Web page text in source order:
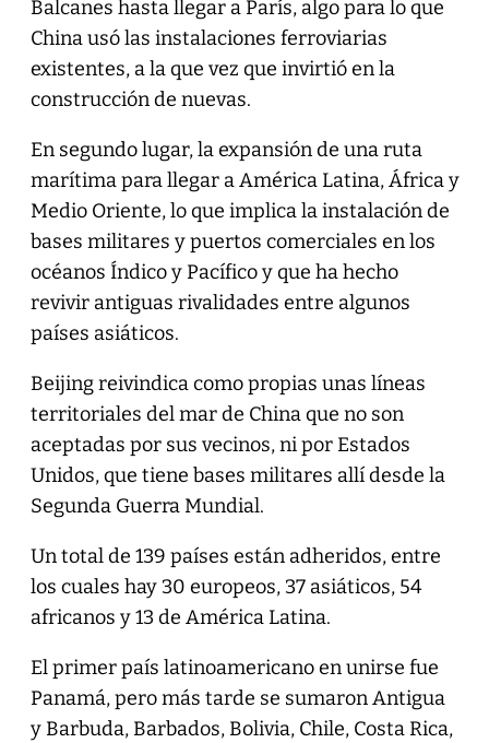
Balcanes hasta llegar a París, algo para lo que
China usó las instalaciones ferroviarias
existentes, a la que vez que invirtió en la
construcción de nuevas.
En segundo lugar, la expansión de una ruta
marítima para llegar a América Latina, África y
Medio Oriente, lo que implica la instalación de
bases militares y puertos comerciales en los
océanos Índico y Pacífico y que ha hecho
revivir antiguas rivalidades entre algunos
países asiáticos.
Beijing reivindica como propias unas líneas
territoriales del mar de China que no son
aceptadas por sus vecinos, ni por Estados
Unidos, que tiene bases militares allí desde la
Segunda Guerra Mundial.
Un total de 139 países están adheridos, entre
los cuales hay 30 europeos, 37 asiáticos, 54
africanos y 13 de América Latina.
El primer país latinoamericano en unirse fue
Panamá, pero más tarde se sumaron Antigua
y Barbuda, Barbados, Bolivia, Chile, Costa Rica,